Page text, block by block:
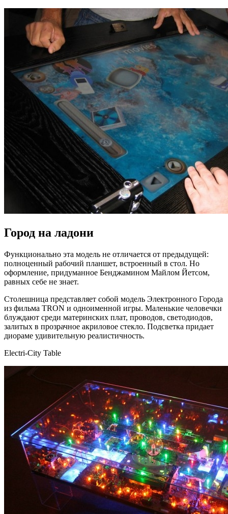
Город на ладони
Функционально эта модель не отличается от предыдущей:
полноценный рабочий планшет, встроенный в стол. Но
оформление, придуманное Бенджамином Майлом Йетсом,
равных себе не знает.
Столешница представляет собой модель Электронного Города
из фильма TRON и одноименной игры. Маленькие человечки
блуждают среди материнских плат, проводов, светодиодов,
залитых в прозрачное акриловое стекло. Подсветка придает
диораме удивительную реалистичность.
Electri-City Table